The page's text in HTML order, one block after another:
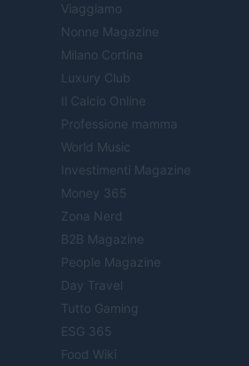
Viaggiamo
Nonne Magazine
Milano Cortina
Luxury Club
Il Calcio Online
Professione mamma
World Music
Investimenti Magazine
Money 365
Zona Nerd
B2B Magazine
People Magazine
Day Travel
Tutto Gaming
ESG 365
Food Wiki